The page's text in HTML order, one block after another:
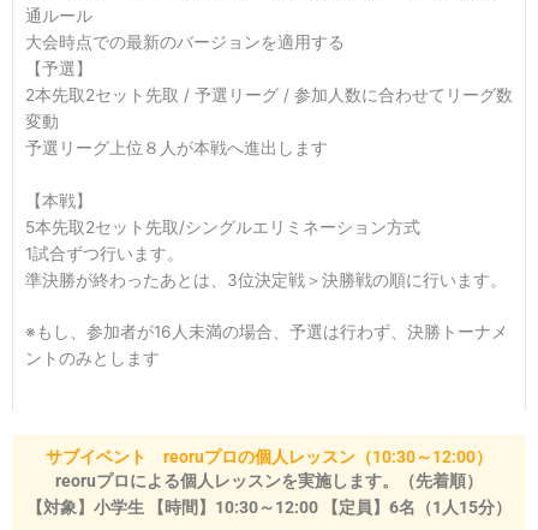
通ルール
大会時点での最新のバージョンを適用する
【予選】
2本先取2セット先取 / 予選リーグ / 参加人数に合わせてリーグ数
変動
予選リーグ上位８人が本戦へ進出します
【本戦】
5本先取2セット先取/シングルエリミネーション方式
1試合ずつ行います。
準決勝が終わったあとは、3位決定戦＞決勝戦の順に行います。
※もし、参加者が16人未満の場合、予選は行わず、決勝トーナメ
ントのみとします
サブイベント reoruプロの個人レッスン（10:30～12:00）
reoruプロによる個人レッスンを実施します。（先着順）
【対象】小学生 【時間】10:30～12:00 【定員】6名（1人15分）